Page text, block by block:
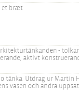
et bræt
-
aktivt
tänka. Utdrag ur Martin
väsen och andra